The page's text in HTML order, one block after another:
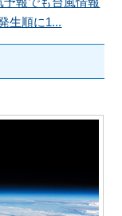
生順に1...